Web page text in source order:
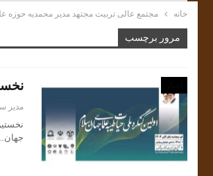
خانه مجتمع عالی تربیت مجتهد مدیر محمدیه حوزه
مرور برچسب
مدیر